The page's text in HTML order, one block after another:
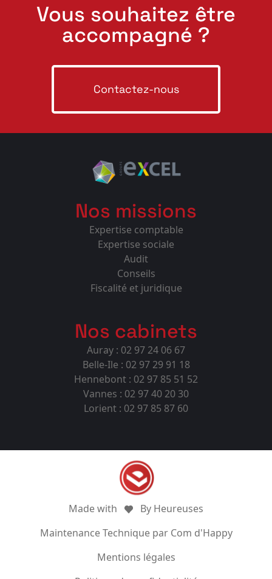
Vous souhaitez être
accompagné ?
Contactez-nous
Nos missions
Expertise comptable
Expertise sociale
Audit
Conseils
Fiscalité et juridique
Nos cabinets
Auray : 02 97 24 06 67
Belle-Ile : 02 97 29 91 18
Hennebont : 02 97 85 51 52
Vannes : 02 97 40 20 30
Lorient : 02 97 85 87 60
Made with
By Heureuses
Maintenance Technique par Com d'Happy
Mentions légales